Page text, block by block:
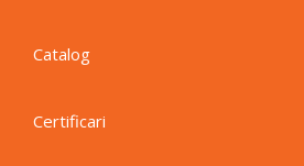
Catalog
Certificari